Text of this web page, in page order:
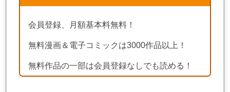
会員登録、月額基本料無料！
無料漫画＆電子コミックは3000作品以上！
無料作品の一部は会員登録なしでも読める！